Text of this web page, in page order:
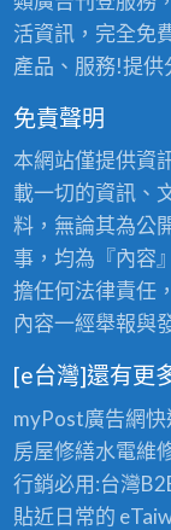
活資訊，完全免
產品、服務!提供
免責聲明
本網站僅提供資
載一切的資訊、
料，無論其為公
事，均為『內容
擔任何法律責任
內容一經舉報與
[e台灣]還有更
myPost廣告網快
房屋修繕水電維
行銷必用:台灣
貼近日常的